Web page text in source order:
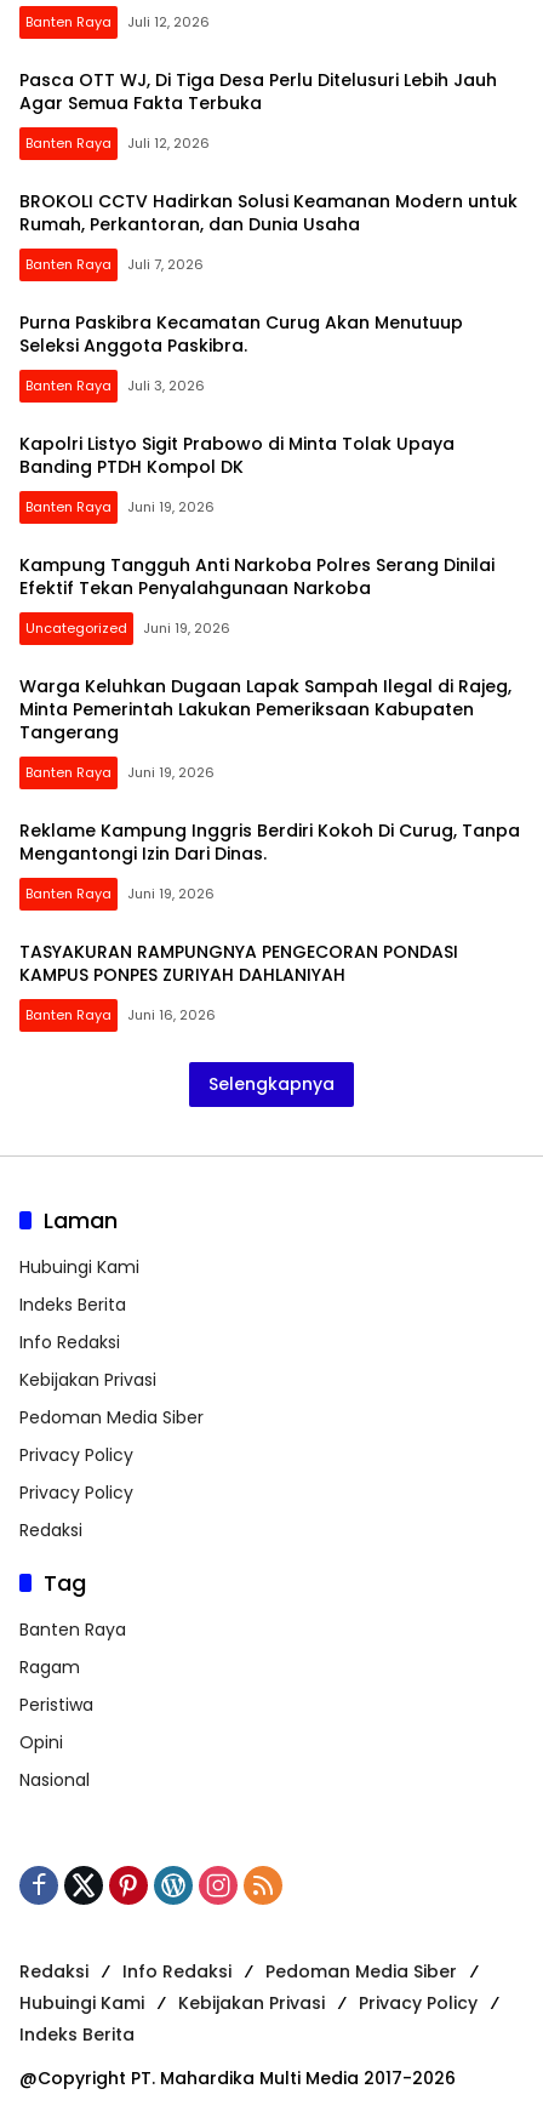
Banten Raya Juli 12, 2026
Pasca OTT WJ, Di Tiga Desa Perlu Ditelusuri Lebih Jauh
Agar Semua Fakta Terbuka
Banten Raya Juli 12, 2026
BROKOLI CCTV Hadirkan Solusi Keamanan Modern untuk
Rumah, Perkantoran, dan Dunia Usaha
Banten Raya Juli 7, 2026
Purna Paskibra Kecamatan Curug Akan Menutuup
Seleksi Anggota Paskibra.
Banten Raya Juli 3, 2026
Kapolri Listyo Sigit Prabowo di Minta Tolak Upaya
Banding PTDH Kompol DK
Banten Raya Juni 19, 2026
Kampung Tangguh Anti Narkoba Polres Serang Dinilai
Efektif Tekan Penyalahgunaan Narkoba
Uncategorized Juni 19, 2026
Warga Keluhkan Dugaan Lapak Sampah Ilegal di Rajeg,
Minta Pemerintah Lakukan Pemeriksaan Kabupaten
Tangerang
Banten Raya Juni 19, 2026
Reklame Kampung Inggris Berdiri Kokoh Di Curug, Tanpa
Mengantongi Izin Dari Dinas.
Banten Raya Juni 19, 2026
TASYAKURAN RAMPUNGNYA PENGECORAN PONDASI
KAMPUS PONPES ZURIYAH DAHLANIYAH
Banten Raya Juni 16, 2026
Selengkapnya
Laman
Hubuingi Kami
Indeks Berita
Info Redaksi
Kebijakan Privasi
Pedoman Media Siber
Privacy Policy
Privacy Policy
Redaksi
Tag
Banten Raya
Ragam
Peristiwa
Opini
Nasional
Redaksi Info Redaksi
Pedoman Media Siber
Hubuingi Kami
Kebijakan Privasi
Privacy Policy
Indeks Berita
@Copyright PT. Mahardika Multi Media 2017-2026